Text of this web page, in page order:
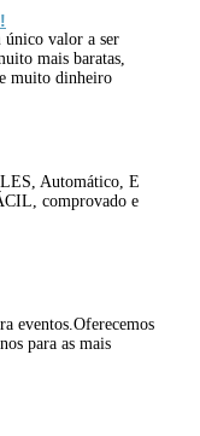
único valor a ser
mais baratas,
muito dinheiro
Automático, E
comprovado e
eventos.Oferecemos
para as mais